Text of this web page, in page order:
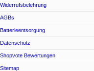
Widerrufsbelehrung
AGBs
Batterieentsorgung
Datenschutz
Shopvote Bewertungen
Sitemap